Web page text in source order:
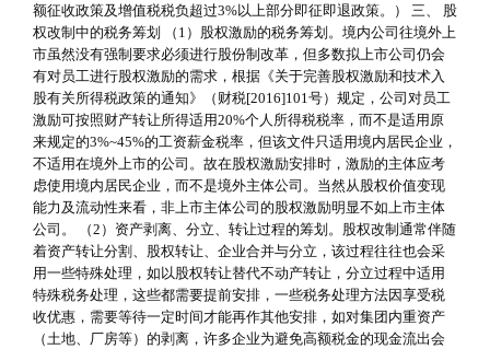
额征收政策及增值税税负超过3%以上部分即征即退政策。） 三、 股
权改制中的税务筹划 （1）股权激励的税务筹划。境内公司往境外上
市虽然没有强制要求必须进行股份制改革，但多数拟上市公司仍会
有对员工进行股权激励的需求，根据《关于完善股权激励和技术入
股有关所得税政策的通知》（财税[2016]101号）规定，公司对员工
激励可按照财产转让所得适用20%个人所得税税率，而不是适用原
来规定的3%~45%的工资薪金税率，但该文件只适用境内居民企业，
不适用在境外上市的公司。故在股权激励安排时，激励的主体应考
虑使用境内居民企业，而不是境外主体公司。当然从股权价值变现
能力及流动性来看，非上市主体公司的股权激励明显不如上市主体
公司。 （2）资产剥离、分立、转让过程的筹划。股权改制通常伴随
着资产转让分割、股权转让、企业合并与分立，该过程往往也会采
用一些特殊处理，如以股权转让替代不动产转让，分立过程中适用
特殊税务处理，这些都需要提前安排，一些税务处理方法因享受税
收优惠，需要等待一定时间才能再作其他安排，如对集团内重资产
（土地、厂房等）的剥离，许多企业为避免高额税金的现金流出会